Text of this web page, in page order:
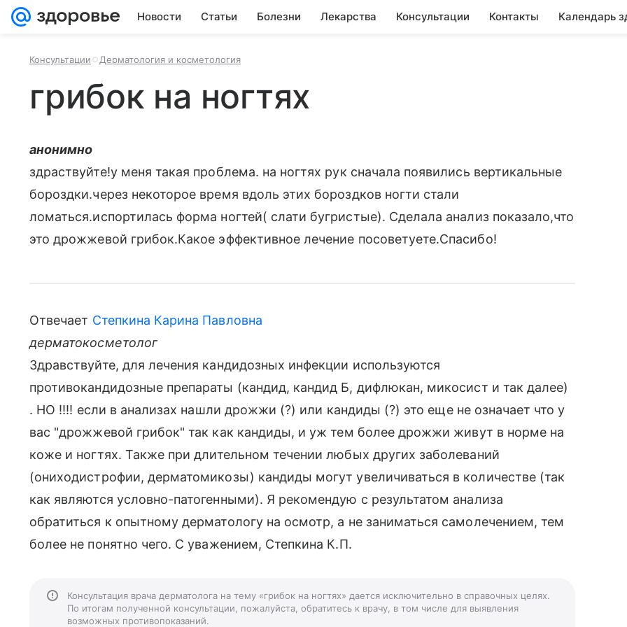
Новости Статьи Болезни Лекарства Консультации Контакты Календарь
Консультации Дерматология и косметология
грибок на ногтях
анонимно
здраствуйте!у меня такая проблема. на ногтях рук сначала появились вертикальные
бороздки.через некоторое время вдоль этих бороздков ногти стали
ломаться.испортилась форма ногтей( слати бугристые). Сделала анализ показало,что
это дрожжевой грибок.Какое эффективное лечение посоветуете.Спасибо!
Отвечает Степкина Карина Павловна
дерматокосметолог
Здравствуйте, для лечения кандидозных инфекции используются
противокандидозные препараты (кандид, кандид Б, дифлюкан, микосист и так далее)
. НО !!!! если в анализах нашли дрожжи (?) или кандиды (?) это еще не означает что у
вас "дрожжевой грибок" так как кандиды, и уж тем более дрожжи живут в норме на
коже и ногтях. Также при длительном течении любых других заболеваний
(ониходистрофии, дерматомикозы) кандиды могут увеличиваться в количестве (так
как являются условно-патогенными). Я рекомендую с результатом анализа
обратиться к опытному дерматологу на осмотр, а не заниматься самолечением, тем
более не понятно чего. С уважением, Степкина К.П.
Консультация врача дерматолога на тему «грибок на ногтях» дается исключительно в справочных целях.
По итогам полученной консультации, пожалуйста, обратитесь к врачу, в том числе для выявления
возможных противопоказаний.